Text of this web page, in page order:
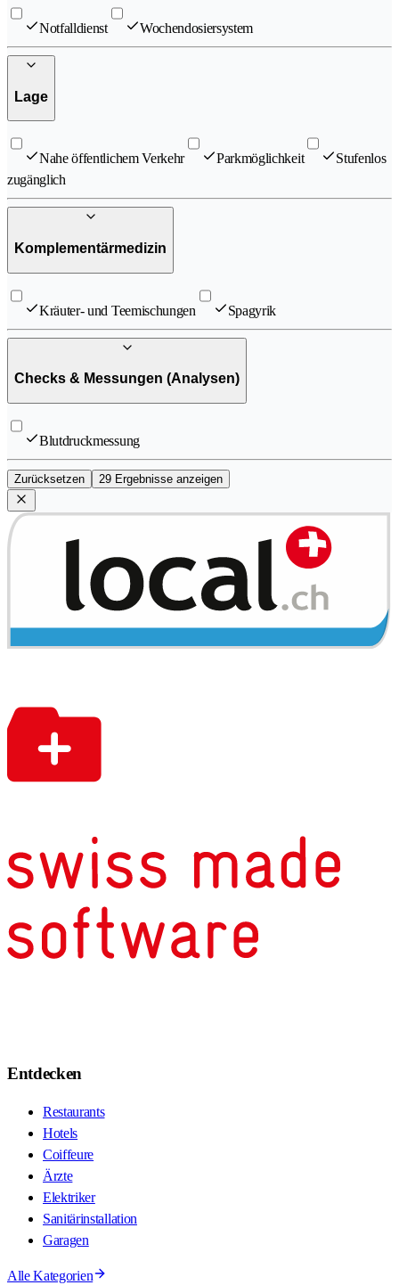
Notfalldienst Wochendosiersystem
Lage
Nahe öffentlichem Verkehr Parkmöglichkeit
Stufenlos
zugänglich
Komplementärmedizin
Kräuter- und Teemischungen Spagyrik
Checks & Messungen (Analysen)
Blutdruckmessung
Zurücksetzen 29 Ergebnisse anzeigen
Entdecken
Restaurants
Hotels
Coiffeure
Ärzte
Elektriker
Sanitärinstallation
Garagen
Alle Kategorien